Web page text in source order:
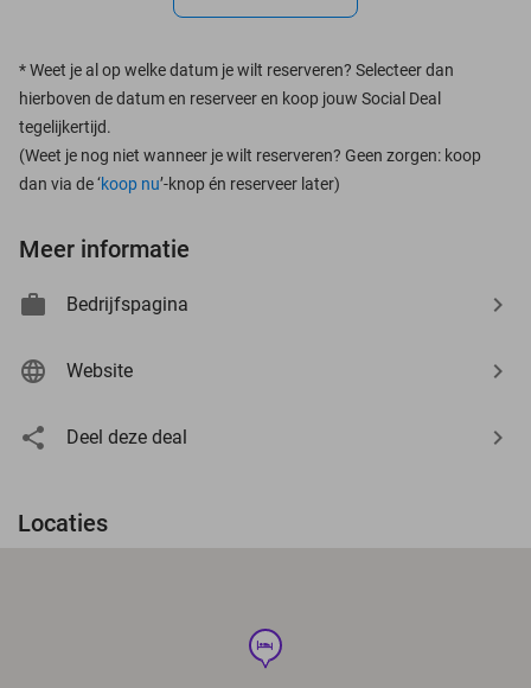
*Weet je al op welke datum je wilt reserveren? Selecteer dan
hierboven de datum en reserveer en koop jouw Social Deal
tegelijkertijd.
(Weet je nog niet wanneer je wilt reserveren? Geen zorgen: koop
dan via de ‘koop nu’-knop én reserveer later)
Meer informatie
Bedrijfspagina
Website
Deel deze deal
Locaties
hotel